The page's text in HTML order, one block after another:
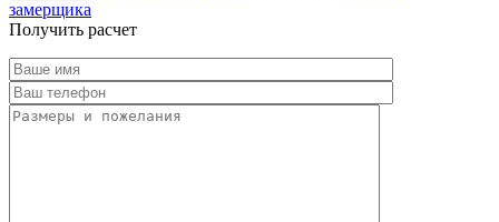
замерщика
Получить расчет